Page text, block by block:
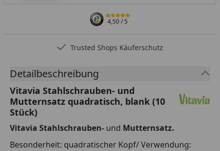
4,50/ 5
Trusted Shops Käuferschutz
Detailbeschreibung
Vitavia Stahlschrauben- und
Mutternsatz quadratisch, blank (10
Stück)
Vitavia Stahlschrauben- und Mutternsatz.
Besonderheit: quadratischer Kopf/ Verwendung: